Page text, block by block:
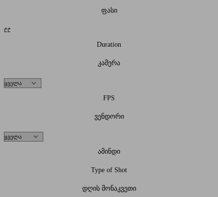
ფასი
₾₾
Duration
კამერა
FPS
ვენდორი
ამინდი
Type of Shot
დღის მონაკვეთი